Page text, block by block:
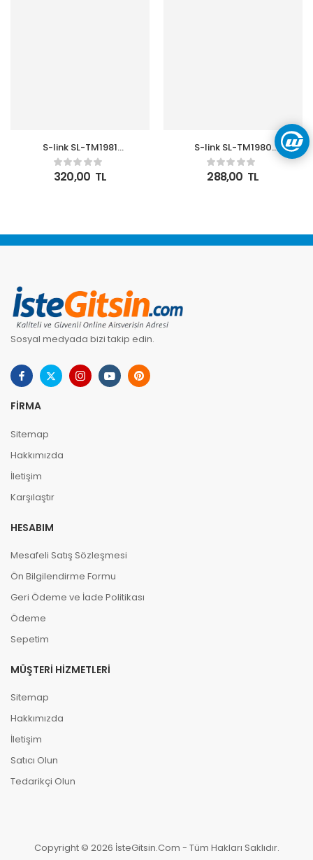
S-link SL-TM1981
Lacivert 415ML Iç 304
Dış 201 Paslanmaz Çelik
Kupa
320,00 TL
S-link SL-TM1980
Gümüş 300ML Iç 304
Dış 201 Paslanmaz Çelik
Kupa
288,00 TL
Sosyal medyada bizi takip edin.
FIRMA
Sitemap
Hakkımızda
İletişim
Karşılaştır
HESABIM
Mesafeli Satış Sözleşmesi
Ön Bilgilendirme Formu
Geri Ödeme ve İade Politikası
Ödeme
Sepetim
MÜŞTERI HIZMETLERI
Sitemap
Hakkımızda
İletişim
Satıcı Olun
Tedarikçi Olun
Copyright © 2026 İsteGitsin.Com - Tüm Hakları Saklıdır.